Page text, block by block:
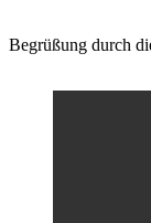
Begrüßung durch